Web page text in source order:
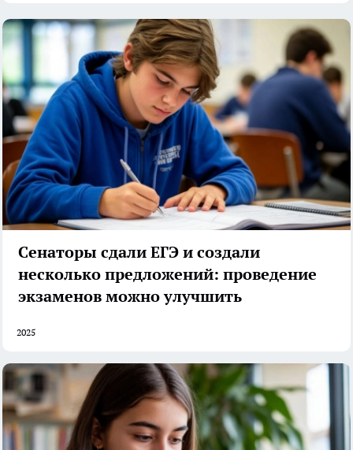
Сенаторы сдали ЕГЭ и создали
несколько предложений: проведение
экзаменов можно улучшить
2025